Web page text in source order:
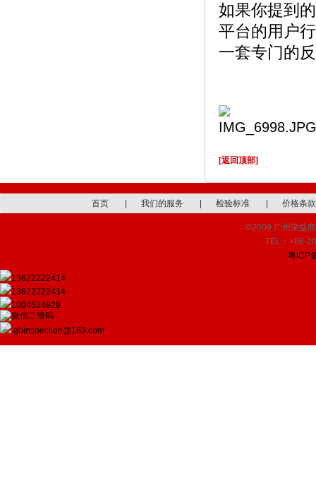
如果你提到
平台的用户
一套专门的
[返回顶部]
首页 我们的服务 检验标准 价格条款
©2009 广州荣益
TEL：+86-
粤ICP
13622222414
13622222414
1004534929
gbinspection@163.com